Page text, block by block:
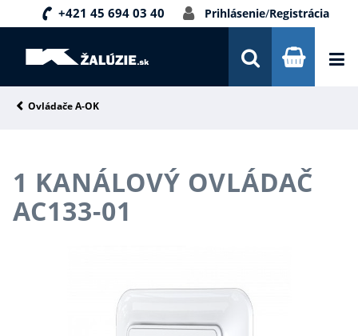
+421 45 694 03 40 Prihlásenie/Registrácia
DOPRAVA A PLATBA
NOVINKY
Ovládače A-OK
1 KANÁLOVÝ OVLÁDAČ
AC133-01